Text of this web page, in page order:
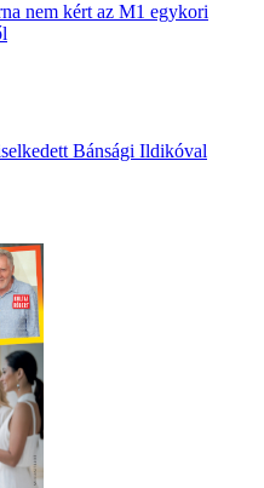
nem kért az M1 egykori
Bánsági Ildikóval